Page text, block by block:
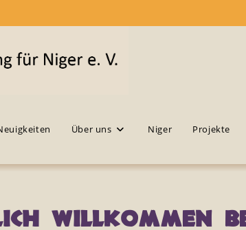
Über uns Niger Projekte
willkommen